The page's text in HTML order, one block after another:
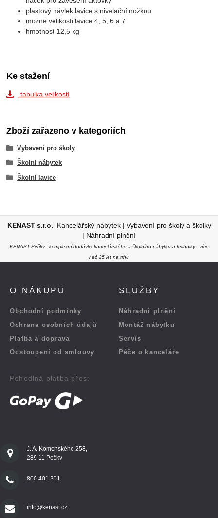
plastový návlek lavice s nivelační nožkou
možné velikosti lavice 4, 5, 6 a 7
hmotnost 12,5 kg
Ke stažení
tabulka velikostí
Zboží zařazeno v kategoriích
Vybavení pro školy
Školní nábytek
Školní lavice
KENAST s.r.o.: Kancelářský nábytek | Vybavení pro školy a školky
| Náhradní plnění
KENAST Pečky - komplexní dodávky kancelářského a školního nábytku a techniky - více
než 25 let na trhu
O NÁKUPU
Obchodní podmínky
Ochrana osobních údajů
Platba a doprava
Odstoupení od smlouvy
Pohodlná platba přes:
SLUŽBY
Náhradní plnění
Montáž nábytku
Servis
Péče o kanceláře
J. A. Komenského 258,
289 11 Pečky
800 401 301
info@kenast.cz